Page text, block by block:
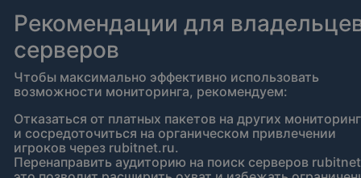
Рекомендации для
серверов
Чтобы максимально эффективно использовать
возможности мониторинга, рекомендуем:
Отказаться от платных пакетов на других
и сосредоточиться на органическом привлечении
игроков через rubitnet.ru.
Перенаправить аудиторию на поиск серверов